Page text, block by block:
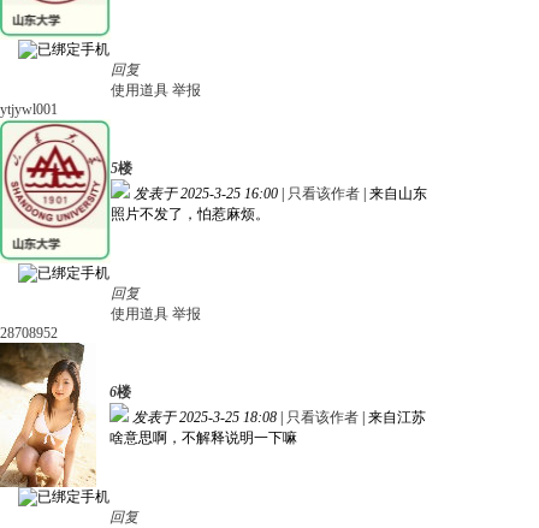
回复
使用道具 举报
ytjywl001
5楼
发表于 2025-3-25 16:00
只看该作者 来自山东
照片不发了，怕惹麻烦。
回复
使用道具 举报
28708952
6楼
发表于 2025-3-25 18:08
只看该作者 来自江苏
啥意思啊，不解释说明一下嘛
回复